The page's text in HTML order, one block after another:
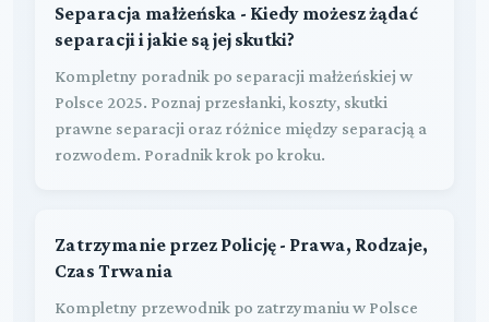
Separacja małżeńska - Kiedy możesz żądać
separacji i jakie są jej skutki?
Kompletny poradnik po separacji małżeńskiej w
Polsce 2025. Poznaj przesłanki, koszty, skutki
prawne separacji oraz różnice między separacją a
rozwodem. Poradnik krok po kroku.
Zatrzymanie przez Policję - Prawa, Rodzaje,
Czas Trwania
Kompletny przewodnik po zatrzymaniu w Polsce